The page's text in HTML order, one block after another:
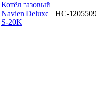
Котёл газовый
Navien Deluxe
S-20K
НС-1205509